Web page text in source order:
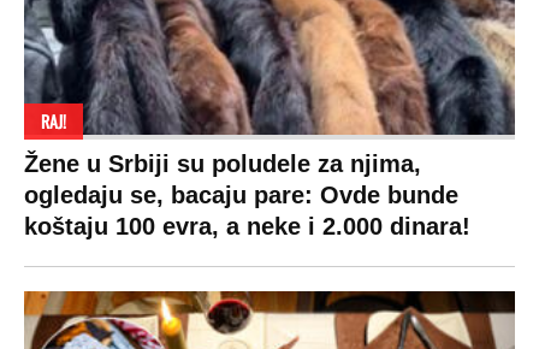
RAJ!
Žene u Srbiji su poludele za njima,
ogledaju se, bacaju pare: Ovde bunde
koštaju 100 evra, a neke i 2.000 dinara!